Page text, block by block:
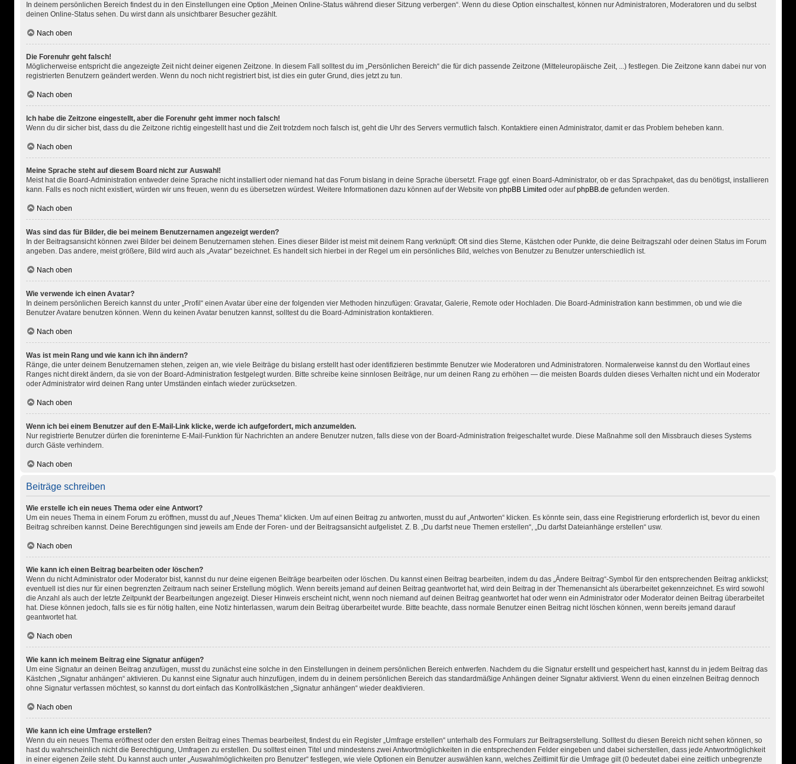
In deinem persönlichen Bereich findest du in den Einstellungen eine Option „Meinen Online-Status während dieser Sitzung verbergen“. Wenn du diese Option einschaltest, können nur Administratoren, Moderatoren und du selbst
deinen Online-Status sehen. Du wirst dann als unsichtbarer Besucher gezählt.
Nach oben
Die Forenuhr geht falsch!
Möglicherweise entspricht die angezeigte Zeit nicht deiner eigenen Zeitzone. In diesem Fall solltest du im „Persönlichen Bereich“ die für dich passende Zeitzone (Mitteleuropäische Zeit, ...) festlegen. Die Zeitzone kann dabei nur von
registrierten Benutzern geändert werden. Wenn du noch nicht registriert bist, ist dies ein guter Grund, dies jetzt zu tun.
Nach oben
Ich habe die Zeitzone eingestellt, aber die Forenuhr geht immer noch falsch!
Wenn du dir sicher bist, dass du die Zeitzone richtig eingestellt hast und die Zeit trotzdem noch falsch ist, geht die Uhr des Servers vermutlich falsch. Kontaktiere einen Administrator, damit er das Problem beheben kann.
Nach oben
Meine Sprache steht auf diesem Board nicht zur Auswahl!
Meist hat die Board-Administration entweder deine Sprache nicht installiert oder niemand hat das Forum bislang in deine Sprache übersetzt. Frage ggf. einen Board-Administrator, ob er das Sprachpaket, das du benötigst, installieren
kann. Falls es noch nicht existiert, würden wir uns freuen, wenn du es übersetzen würdest. Weitere Informationen dazu können auf der Website von phpBB Limited oder aufphpBB.de gefunden werden.
Nach oben
Was sind das für Bilder, die bei meinem Benutzernamen angezeigt werden?
In der Beitragsansicht können zwei Bilder bei deinem Benutzernamen stehen. Eines dieser Bilder ist meist mit deinem Rang verknüpft: Oft sind dies Sterne, Kästchen oder Punkte, die deine Beitragszahl oder deinen Status im Forum
angeben. Das andere, meist größere, Bild wird auch als „Avatar“ bezeichnet. Es handelt sich hierbei in der Regel um ein persönliches Bild, welches von Benutzer zu Benutzer unterschiedlich ist.
Nach oben
Wie verwende ich einen Avatar?
In deinem persönlichen Bereich kannst du unter „Profil“ einen Avatar über eine der folgenden vier Methoden hinzufügen: Gravatar, Galerie, Remote oder Hochladen. Die Board-Administration kann bestimmen, ob und wie die
Benutzer Avatare benutzen können. Wenn du keinen Avatar benutzen kannst, solltest du die Board-Administration kontaktieren.
Nach oben
Was ist mein Rang und wie kann ich ihn ändern?
Ränge, die unter deinem Benutzernamen stehen, zeigen an, wie viele Beiträge du bislang erstellt hast oder identifizieren bestimmte Benutzer wie Moderatoren und Administratoren. Normalerweise kannst du den Wortlaut eines
Ranges nicht direkt ändern, da sie von der Board-Administration festgelegt wurden. Bitte schreibe keine sinnlosen Beiträge, nur um deinen Rang zu erhöhen — die meisten Boards dulden dieses Verhalten nicht und ein Moderator
oder Administrator wird deinen Rang unter Umständen einfach wieder zurücksetzen.
Nach oben
Wenn ich bei einem Benutzer auf den E-Mail-Link klicke, werde ich aufgefordert, mich anzumelden.
Nur registrierte Benutzer dürfen die foreninterne E-Mail-Funktion für Nachrichten an andere Benutzer nutzen, falls diese von der Board-Administration freigeschaltet wurde. Diese Maßnahme soll den Missbrauch dieses Systems
durch Gäste verhindern.
Nach oben
Beiträge schreiben
Wie erstelle ich ein neues Thema oder eine Antwort?
Um ein neues Thema in einem Forum zu eröffnen, musst du auf „Neues Thema“ klicken. Um auf einen Beitrag zu antworten, musst du auf „Antworten“ klicken. Es könnte sein, dass eine Registrierung erforderlich ist, bevor du einen
Beitrag schreiben kannst. Deine Berechtigungen sind jeweils am Ende der Foren- und der Beitragsansicht aufgelistet. Z. B. „Du darfst neue Themen erstellen“, „Du darfst Dateianhänge erstellen“ usw.
Nach oben
Wie kann ich einen Beitrag bearbeiten oder löschen?
Wenn du nicht Administrator oder Moderator bist, kannst du nur deine eigenen Beiträge bearbeiten oder löschen. Du kannst einen Beitrag bearbeiten, indem du das „Ändere Beitrag“-Symbol für den entsprechenden Beitrag anklickst;
eventuell ist dies nur für einen begrenzten Zeitraum nach seiner Erstellung möglich. Wenn bereits jemand auf deinen Beitrag geantwortet hat, wird dein Beitrag in der Themenansicht als überarbeitet gekennzeichnet. Es wird sowohl
die Anzahl als auch der letzte Zeitpunkt der Bearbeitungen angezeigt. Dieser Hinweis erscheint nicht, wenn noch niemand auf deinen Beitrag geantwortet hat oder wenn ein Administrator oder Moderator deinen Beitrag überarbeitet
hat. Diese können jedoch, falls sie es für nötig halten, eine Notiz hinterlassen, warum dein Beitrag überarbeitet wurde. Bitte beachte, dass normale Benutzer einen Beitrag nicht löschen können, wenn bereits jemand darauf
geantwortet hat.
Nach oben
Wie kann ich meinem Beitrag eine Signatur anfügen?
Um eine Signatur an deinen Beitrag anzufügen, musst du zunächst eine solche in den Einstellungen in deinem persönlichen Bereich entwerfen. Nachdem du die Signatur erstellt und gespeichert hast, kannst du in jedem Beitrag das
Kästchen „Signatur anhängen“ aktivieren. Du kannst eine Signatur auch hinzufügen, indem du in deinem persönlichen Bereich das standardmäßige Anhängen deiner Signatur aktivierst. Wenn du einen einzelnen Beitrag dennoch
ohne Signatur verfassen möchtest, so kannst du dort einfach das Kontrollkästchen „Signatur anhängen“ wieder deaktivieren.
Nach oben
Wie kann ich eine Umfrage erstellen?
Wenn du ein neues Thema eröffnest oder den ersten Beitrag eines Themas bearbeitest, findest du ein Register „Umfrage erstellen“ unterhalb des Formulars zur Beitragserstellung. Solltest du diesen Bereich nicht sehen können, so
hast du wahrscheinlich nicht die Berechtigung, Umfragen zu erstellen. Du solltest einen Titel und mindestens zwei Antwortmöglichkeiten in die entsprechenden Felder eingeben und dabei sicherstellen, dass jede Antwortmöglichkeit
in einer eigenen Zeile steht. Du kannst auch unter „Auswahlmöglichkeiten pro Benutzer“ festlegen, wie viele Optionen ein Benutzer auswählen kann, welches Zeitlimit für die Umfrage gilt (0 bedeutet dabei eine zeitlich unbegrenzte